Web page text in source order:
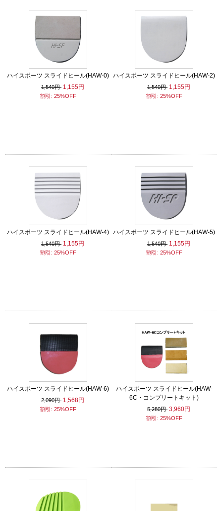
ハイスポーツ スライドヒール(HAW-0)
1,540円 1,155円
割引: 25%OFF
ハイスポーツ スライドヒール(HAW-2)
1,540円 1,155円
割引: 25%OFF
ハイスポーツ スライドヒール(HAW-4)
1,540円 1,155円
割引: 25%OFF
ハイスポーツ スライドヒール(HAW-5)
1,540円 1,155円
割引: 25%OFF
ハイスポーツ スライドヒール(HAW-6)
2,090円 1,568円
割引: 25%OFF
ハイスポーツ スライドヒール(HAW-
6C・コンプリートキット)
5,280円 3,960円
割引: 25%OFF